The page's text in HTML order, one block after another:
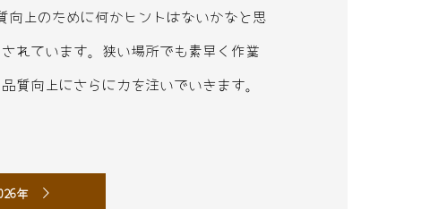
向上のために何かヒントはないかなと思
れています。狭い場所でも素早く作業
向上にさらに力を注いでいきます。
年